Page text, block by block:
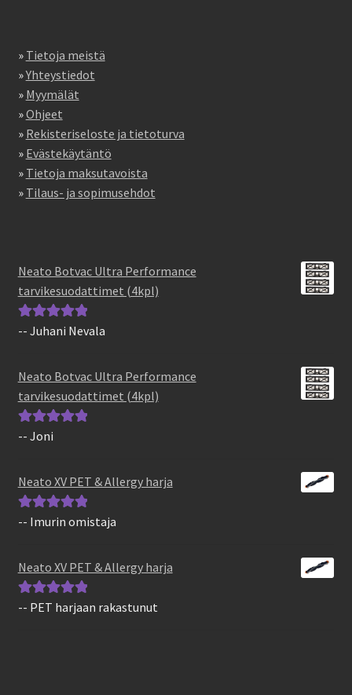
» Tietoja meistä
»Yhteystiedot
» Myymälät
»Ohjeet
» Rekisteriseloste ja tietoturva
» Evästekäytäntö
» Tietoja maksutavoista
» Tilaus- ja sopimusehdot
Neato Botvac Ultra Performance
tarvikesuodattimet (4kpl)
Arvostelu
-- Juhani Nevala
Neato Botvac Ultra Performance
tarvikesuodattimet (4kpl)
Arvostelu
-- Joni
Neato XV PET & Allergy harja
Arvostelu
-- Imurin omistaja
Neato XV PET & Allergy harja
Arvostelu
-- PET harjaan rakastunut